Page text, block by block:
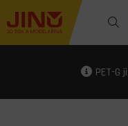
PET-G